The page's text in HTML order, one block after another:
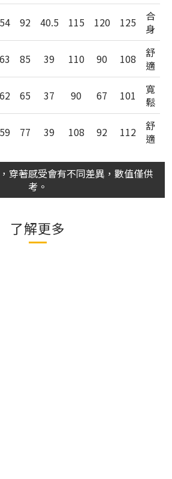
92 40.5 115 120 125
合
身
85 39 110 90 108
舒
適
65 37 90 67 101
寬
鬆
77 39 108 92 112
舒
適
穿著感受會有不同差異，數值僅供
考。
了解更多